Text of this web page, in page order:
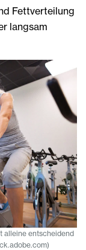
Fettverteilung
langsam
alleine entscheidend